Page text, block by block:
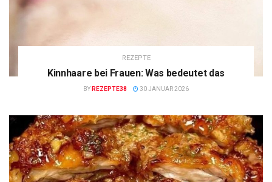
REZEPTE
Kinnhaare bei Frauen: Was bedeutet das
BY REZEPTE38 30 JANUAR 2026